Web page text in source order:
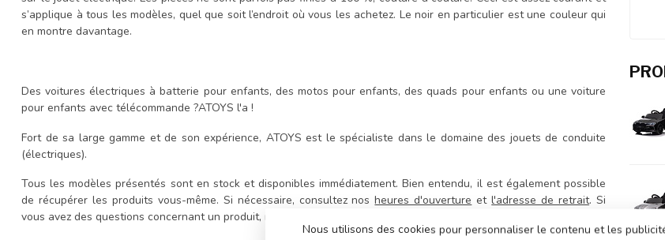
s’applique à tous les modèles, quel que soit l’endroit où vous les achetez. Le noir en particulier est une couleur qui
en montre davantage.
Des voitures électriques à batterie pour enfants, des motos pour enfants, des quads pour enfants ou une voiture
pour enfants avec télécommande ?ATOYS l'a !
Fort de sa large gamme et de son expérience, ATOYS est le spécialiste dans le domaine des jouets de conduite
(électriques).
Tous les modèles présentés sont en stock et disponibles immédiatement. Bien entendu, il est également possible
de récupérer les produits vous-même. Si nécessaire, consultez nosheures d'ouverture etl'adresse de retrait. Si
vous avez des questions concernant un produit, n'hésitez pas à nous
Nous utilisons des cookies pour personnaliser le contenu et les